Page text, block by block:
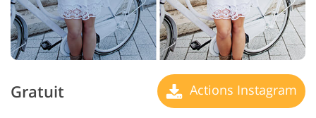
Gratuit Actions Instagram